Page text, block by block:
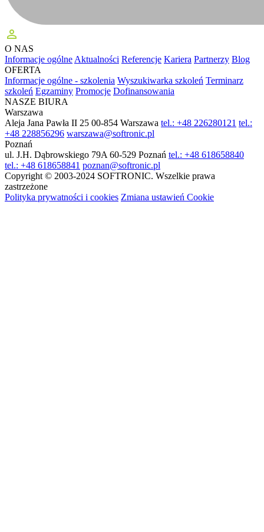
perm_identity
O NAS
Informacje ogólne Aktualności Referencje Kariera Partnerzy Blog
OFERTA
Informacje ogólne - szkolenia Wyszukiwarka szkoleń Terminarz
szkoleń Egzaminy Promocje Dofinansowania
NASZE BIURA
Warszawa
Aleja Jana Pawła II 25 00-854 Warszawa tel.: +48 226280121 tel.:
+48 228856296 warszawa@softronic.pl
Poznań
ul. J.H. Dąbrowskiego 79A 60-529 Poznań tel.: +48 618658840
tel.: +48 618658841 poznan@softronic.pl
Copyright © 2003-2024 SOFTRONIC. Wszelkie prawa
zastrzeżone
Polityka prywatności i cookies Zmiana ustawień Cookie